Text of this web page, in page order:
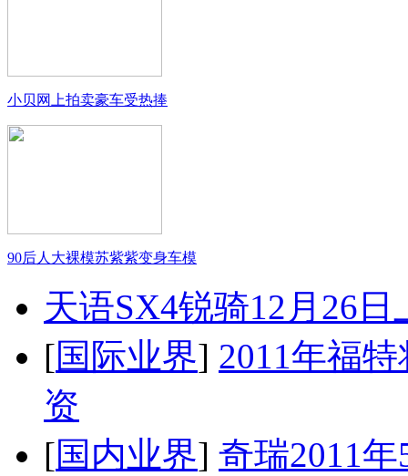
小贝网上拍卖豪车受热捧
90后人大裸模苏紫紫变身车模
天语SX4锐骑12月26
[国际业界] 2011年福
资
[国内业界] 奇瑞2011